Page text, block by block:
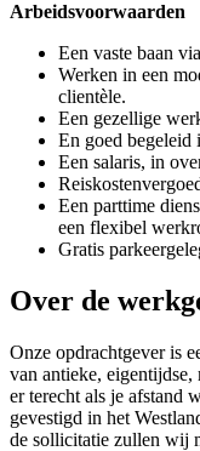
Arbeidsvoorwaarden
Een vaste baan
Werken in een
clientèle.
Een gezellige
En goed begeleid
Een salaris, in
Een parttime
een flexibel
Gratis
Over de
Onze opdrachtgever is
van antieke,
er terecht als je afstand
gevestigd in het
de sollicitatie zullen wij